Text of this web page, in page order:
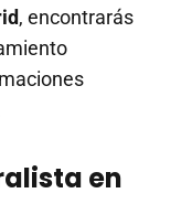
, encontrarás
en